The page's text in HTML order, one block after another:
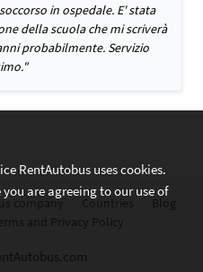
RentAutobus uses cookies.
are agreeing to our use of
in ospedale. E' stata
della scuola che mi scriverà
probabilmente. Servizio
company Countries
Blog
and Privacy Policy